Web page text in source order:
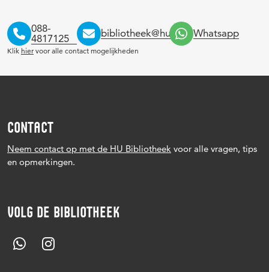
088-
4817125
bibliotheek@hu.nl Whatsapp
Klik hier voor alle contact mogelijkheden
CONTACT
Neem contact op met de HU Bibliotheek voor alle vragen, tips
en opmerkingen.
VOLG DE BIBLIOTHEEK